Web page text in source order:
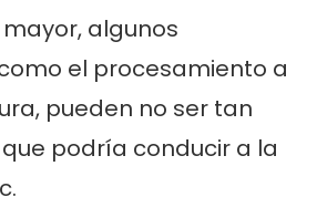
algunos
el procesamiento a
pueden no ser tan
podría conducir a la